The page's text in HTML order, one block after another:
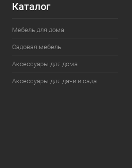
Каталог
Мебель для дома
Садовая мебель
Аксессуары для дома
Аксессуары для дачи и сада